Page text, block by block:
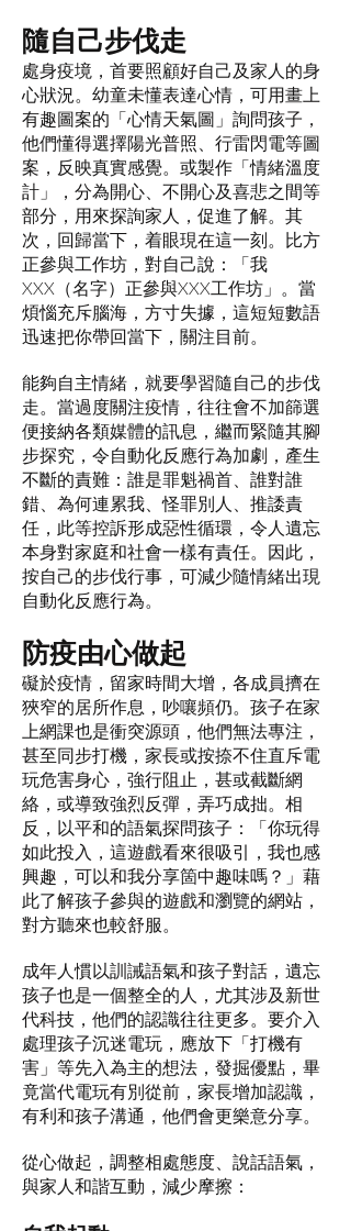
隨自己步伐走
處身疫境，首要照顧好自己及家人的身
心狀況。幼童未懂表達心情，可用畫上
有趣圖案的「心情天氣圖」詢問孩子，
他們懂得選擇陽光普照、行雷閃電等圖
案，反映真實感覺。或製作「情緒溫度
計」，分為開心、不開心及喜悲之間等
部分，用來探詢家人，促進了解。其
次，回歸當下，着眼現在這一刻。比方
正參與工作坊，對自己說：「我
XXX（名字）正參與XXX工作坊」。當
煩惱充斥腦海，方寸失據，這短短數語
迅速把你帶回當下，關注目前。
能夠自主情緒，就要學習隨自己的步伐
走。當過度關注疫情，往往會不加篩選
便接納各類媒體的訊息，繼而緊隨其腳
步探究，令自動化反應行為加劇，產生
不斷的責難：誰是罪魁禍首、誰對誰
錯、為何連累我、怪罪別人、推諉責
任，此等控訴形成惡性循環，令人遺忘
本身對家庭和社會一樣有責任。因此，
按自己的步伐行事，可減少隨情緒出現
自動化反應行為。
防疫由心做起
礙於疫情，留家時間大增，各成員擠在
狹窄的居所作息，吵嚷頻仍。孩子在家
上網課也是衝突源頭，他們無法專注，
甚至同步打機，家長或按捺不住直斥電
玩危害身心，強行阻止，甚或截斷網
絡，或導致強烈反彈，弄巧成拙。相
反，以平和的語氣探問孩子：「你玩得
如此投入，這遊戲看來很吸引，我也感
興趣，可以和我分享箇中趣味嗎？」藉
此了解孩子參與的遊戲和瀏覽的網站，
對方聽來也較舒服。
成年人慣以訓誡語氣和孩子對話，遺忘
孩子也是一個整全的人，尤其涉及新世
代科技，他們的認識往往更多。要介入
處理孩子沉迷電玩，應放下「打機有
害」等先入為主的想法，發掘優點，畢
竟當代電玩有別從前，家長增加認識，
有利和孩子溝通，他們會更樂意分享。
從心做起，調整相處態度、說話語氣，
與家人和諧互動，減少摩擦：